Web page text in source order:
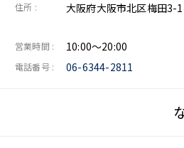
住所 : 大阪府大阪市北区梅田3-
営業時間 : 10:00～20:00
電話番号 : 06-6344-2811